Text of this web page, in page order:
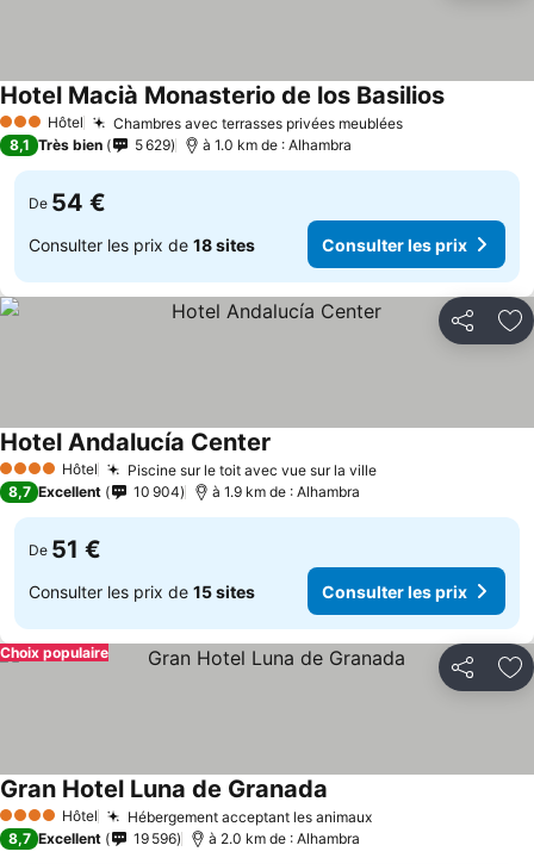
3 ÉtoilesHôtel Chambres avec terrasses privées meublées
Hotel Macià Monasterio de los Basilios
8,1 Très bien 5 629 à 1.0 km de : Alhambra
De 54 €
Consulter les prix de 18 sites Consulter les prix
Partager
4 Étoiles Hôtel Piscine sur le toit avec vue sur la ville
Hotel Andalucía Center
8,7 Excellent 10 904 à 1.9 km de : Alhambra
De 51 €
Consulter les prix de 15 sites Consulter les prix
Partager
Choix populaire
4 Étoiles Hôtel Hébergement acceptant les animaux
Gran Hotel Luna de Granada
8,7 Excellent 19 596 à 2.0 km de : Alhambra